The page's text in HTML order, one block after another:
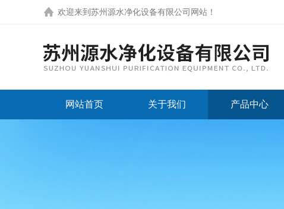
欢迎来到 苏州源水净化设备有限公司网站 ！
网站首页 关于我们 产品中心